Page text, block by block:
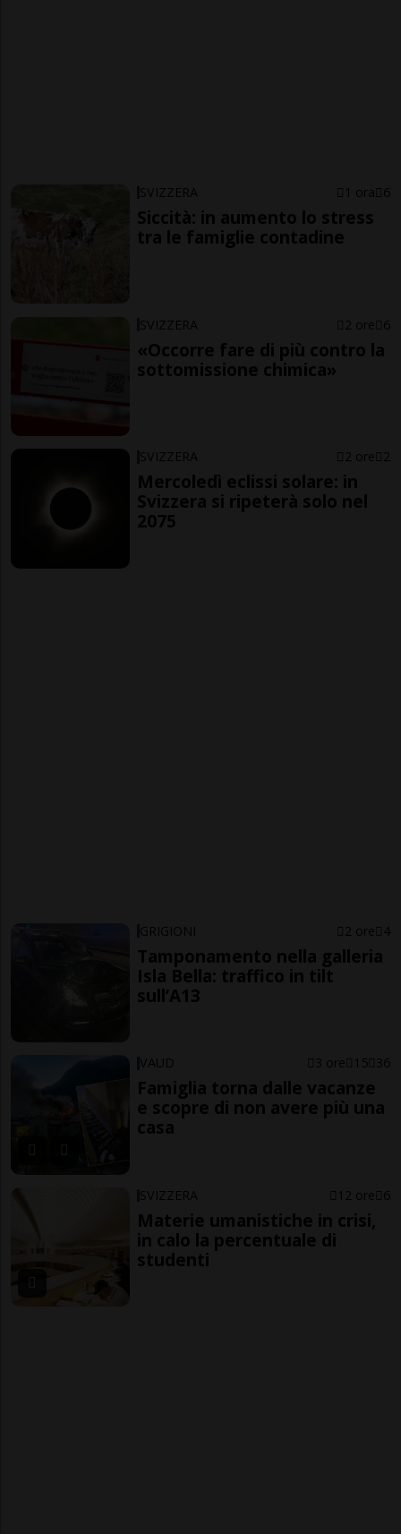
SVIZZERA 1 ora 6
Siccità: in aumento lo stress
tra le famiglie contadine
SVIZZERA 2 ore 6
«Occorre fare di più contro la
sottomissione chimica»
SVIZZERA 2 ore 2
Mercoledì eclissi solare: in
Svizzera si ripeterà solo nel
2075
GRIGIONI 2 ore 4
Tamponamento nella galleria
Isla Bella: traffico in tilt
sull’A13
VAUD 3 ore 15 36
Famiglia torna dalle vacanze
e scopre di non avere più una
casa
SVIZZERA 12 ore 6
Materie umanistiche in crisi,
in calo la percentuale di
studenti